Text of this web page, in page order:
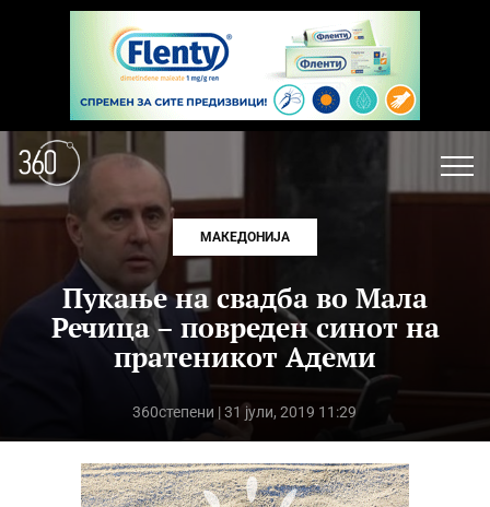
МАКЕДОНИЈА
Пукање на свадба во Мала
Речица – повреден синот на
пратеникот Адеми
360степени | 31 јули, 2019 11:29